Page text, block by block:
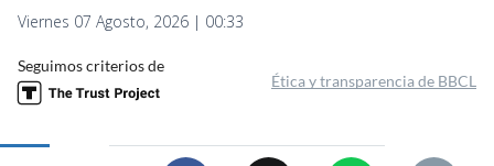
Viernes 07 Agosto, 2026 | 00:33
Seguimos criterios de
Ética y transparencia de BBCL